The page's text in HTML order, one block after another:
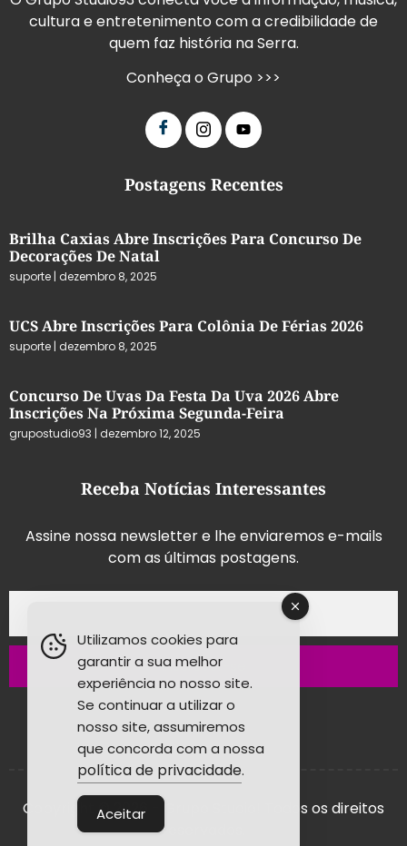
cultura e entretenimento com a credibilidade de
quem faz história na Serra.
Conheça o Grupo >>>
Postagens Recentes
Brilha Caxias Abre Inscrições Para Concurso De
Decorações De Natal
suporte dezembro 8, 2025
UCS Abre Inscrições Para Colônia De Férias 2026
suporte dezembro 8, 2025
Concurso De Uvas Da Festa Da Uva 2026 Abre
Inscrições Na Próxima Segunda-Feira
grupostudio93 dezembro 12, 2025
Receba Notícias Interessantes
Assine nossa newsletter e lhe enviaremos e-mails
com as últimas postagens.
Inscrever-se
Copyright © 2026 - Grupo Studio! Todos os direitos
reservados.
Utilizamos cookies para
garantir a sua melhor
experiência no nosso site.
Se continuar a utilizar o
nosso site, assumiremos
que concorda com a nossa
política de privacidade.
Aceitar